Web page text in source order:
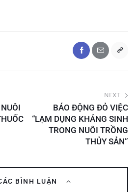
NEXT
BÁO ĐỘNG ĐỎ VIỆC
“LẠM DỤNG KHÁNG SINH
TRONG NUÔI TRỒNG
THỦY SẢN”
BÌNH LUẬN